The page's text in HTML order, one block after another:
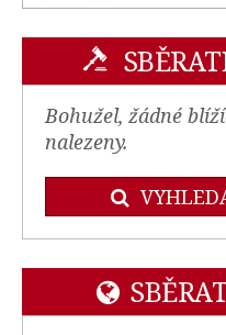
Bohužel, žádné
nalezeny.